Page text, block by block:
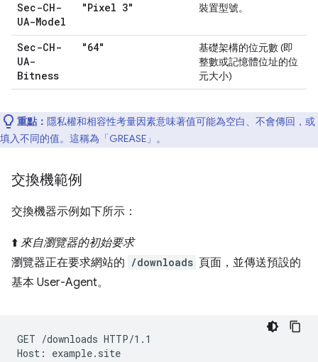
Sec-CH-
UA-Model
"Pixel 3" 裝置型號。
Sec-CH-
UA-
Bitness
"64"
基礎架構的位元數 (即
整數或記憶體位址的位
元大小)
重點： 隱私權和相容性考量因素意味著值可能為空白、不會傳回，或
填入不同的值。這稱為「GREASE」 。
交換機範例
交換機器示例如下所示：
⬆️ 來自瀏覽器的初始要求
瀏覽器正在要求網站的 /downloads 頁面，並傳送預設的
基本 User-Agent。
GET /downloads HTTP/1.1
Host: example.site